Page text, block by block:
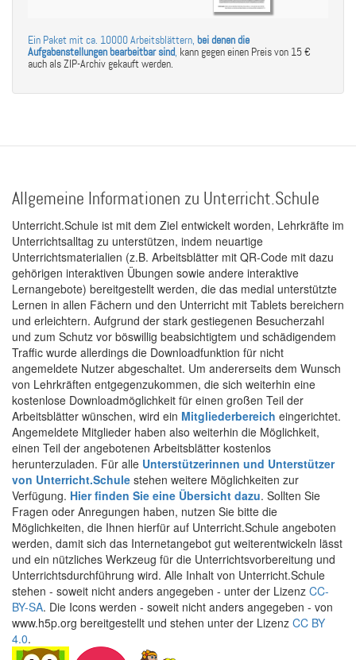
Ein Paket mit ca. 10000 Arbeitsblättern, bei denen die
Aufgabenstellungen bearbeitbar sind, kann gegen einen Preis von 15 €
auch als ZIP-Archiv gekauft werden.
Allgemeine Informationen zu Unterricht.Schule
Unterricht.Schule ist mit dem Ziel entwickelt worden, Lehrkräfte im
Unterrichtsalltag zu unterstützen, indem neuartige
Unterrichtsmaterialien (z.B. Arbeitsblätter mit QR-Code mit dazu
gehörigen interaktiven Übungen sowie andere interaktive
Lernangebote) bereitgestellt werden, die das medial unterstützte
Lernen in allen Fächern und den Unterricht mit Tablets bereichern
und erleichtern. Aufgrund der stark gestiegenen Besucherzahl
und zum Schutz vor böswillig beabsichtigtem und schädigendem
Traffic wurde allerdings die Downloadfunktion für nicht
angemeldete Nutzer abgeschaltet. Um andererseits dem Wunsch
von Lehrkräften entgegenzukommen, die sich weiterhin eine
kostenlose Downloadmöglichkeit für einen großen Teil der
Arbeitsblätter wünschen, wird ein Mitgliederbereich eingerichtet.
Angemeldete Mitglieder haben also weiterhin die Möglichkeit,
einen Teil der angebotenen Arbeitsblätter kostenlos
herunterzuladen. Für alle Unterstützerinnen und Unterstützer
von Unterricht.Schule stehen weitere Möglichkeiten zur
Verfügung. Hier finden Sie eine Übersicht dazu. Sollten Sie
Fragen oder Anregungen haben, nutzen Sie bitte die
Möglichkeiten, die Ihnen hierfür auf Unterricht.Schule angeboten
werden, damit sich das Internetangebot gut weiterentwickeln lässt
und ein nützliches Werkzeug für die Unterrichtsvorbereitung und
Unterrichtsdurchführung wird. Alle Inhalt von Unterricht.Schule
stehen - soweit nicht anders angegeben - unter der Lizenz CC-
BY-SA. Die Icons werden - soweit nicht anders angegeben - von
www.h5p.org bereitgestellt und stehen unter der Lizenz CC BY
4.0.